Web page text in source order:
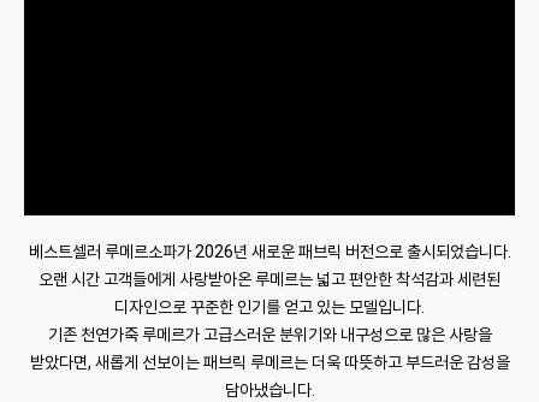
베스트셀러 루메르소파가 2026년 새로운 패브릭 버전으로 출시되었습니다.
오랜 시간 고객들에게 사랑받아온 루메르는 넓고 편안한 착석감과 세련된
디자인으로 꾸준한 인기를 얻고 있는 모델입니다.
기존 천연가죽 루메르가 고급스러운 분위기와 내구성으로 많은 사랑을
받았다면, 새롭게 선보이는 패브릭 루메르는 더욱 따뜻하고 부드러운 감성을
담아냈습니다.